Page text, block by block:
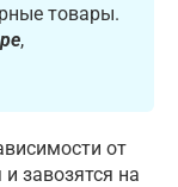
товары.
,
от
завозятся на